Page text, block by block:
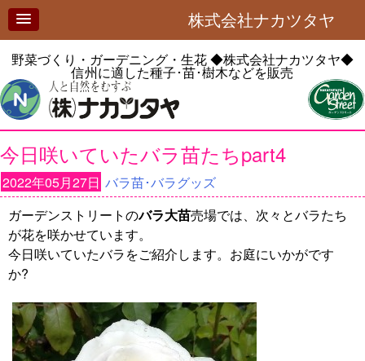
株式会社ナカツタヤ
野菜づくり・ガーデニング・生花◆株式会社ナカツタヤ◆
信州に適した種子･苗･樹木などを販売
今日咲いていたバラ苗たちpart4
2022年05月27日 バラ苗･バラグッズ
ガーデンストリートのバラ大苗売場では、次々とバラたち
が花を咲かせています。
今日咲いていたバラをご紹介します。お庭にいかがです
か?